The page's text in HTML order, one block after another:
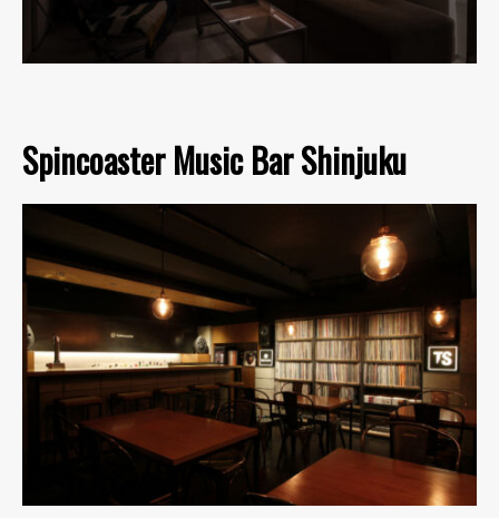
Spincoaster Music Bar Shinjuku